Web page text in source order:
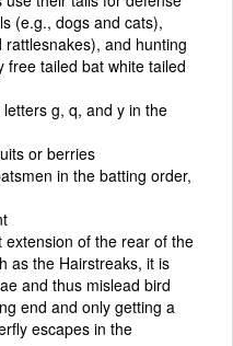
(e.g., dogs and cats),
and hunting
free tailed bat white tailed
g, q, and y in the
or berries
in the batting order,
extension of the rear of the
as the Hairstreaks, it is
and thus mislead bird
end and only getting a
escapes in the